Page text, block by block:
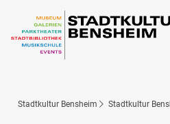
Stadtkultur Bensheim Stadtkultur